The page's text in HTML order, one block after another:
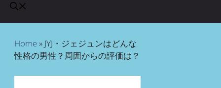
Home» JYJ・ジェジュンはどんな
性格の男性？周囲からの評価は？